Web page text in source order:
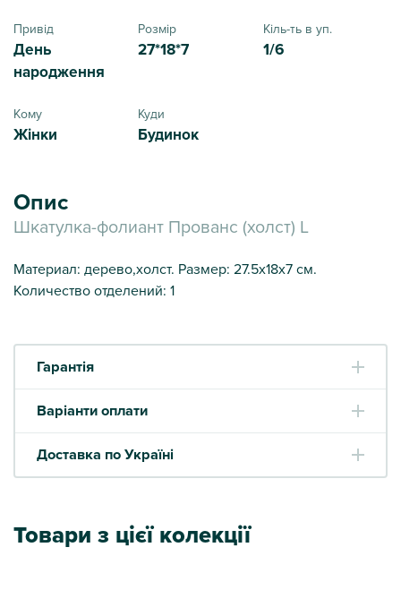
Привід
День
народження
Розмір
27*18*7
Кіль-ть в уп.
1/6
Кому
Жінки
Куди
Будинок
Опис
Шкатулка-фолиант Прованс (холст) L
Материал: дерево,холст. Размер: 27.5х18х7 см.
Количество отделений: 1
Гарантія
Варіанти оплати
Доставка по Україні
Товари з цієї колекції